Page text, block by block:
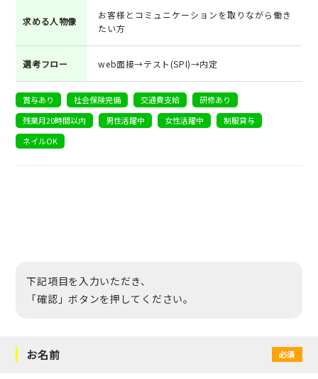
求める人物像
お客様とコミュニケーションを取りながら働き
たい方
選考フロー web面接→テスト(SPI)→内定
賞与あり 社会保険完備 交通費支給
研修あり
残業月20時間以内
男性活躍中 女性活躍中
制服貸与
ネイルOK
下記項目を入力いただき、
「確認」ボタンを押してください。
お名前 必須